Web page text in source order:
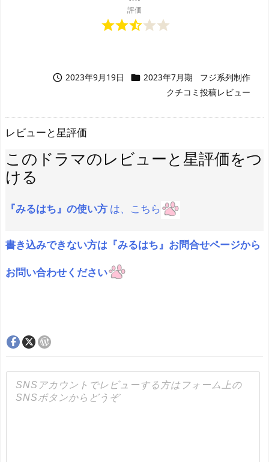
評価
 2023年9月19日  2023年7月期
フジ系列制作
クチコミ投稿レビュー
レビューと星評価
このドラマのレビューと星評価をつ
ける
『みるはち』の使い方 は、こちら
書き込みできない方は『みるはち』お問合せページから
お問い合わせください